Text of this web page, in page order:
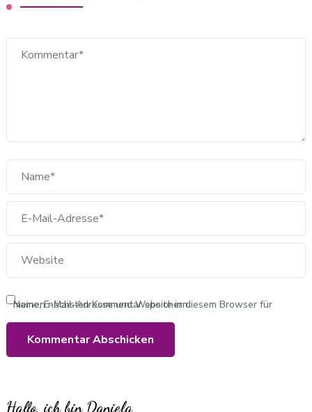
Name, E-Mail-Adresse und Website in diesem Browser für meinen nächsten Kommentar speichern.
Hallo, ich bin Daniela